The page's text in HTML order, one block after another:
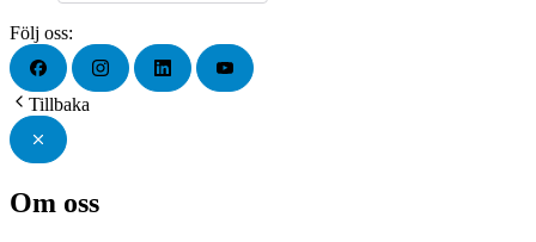
Följ oss:
Tillbaka
Om oss